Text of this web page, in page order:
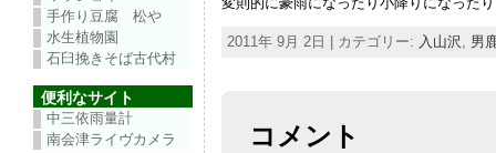
手作り豆腐 松や
水生植物園
石臼挽きそば古代村
便利なサイト
中三依雨量計
南会津ライヴカメラ
2011年 9月 2日 | カテゴリー: 入山沢 , 男
コメント